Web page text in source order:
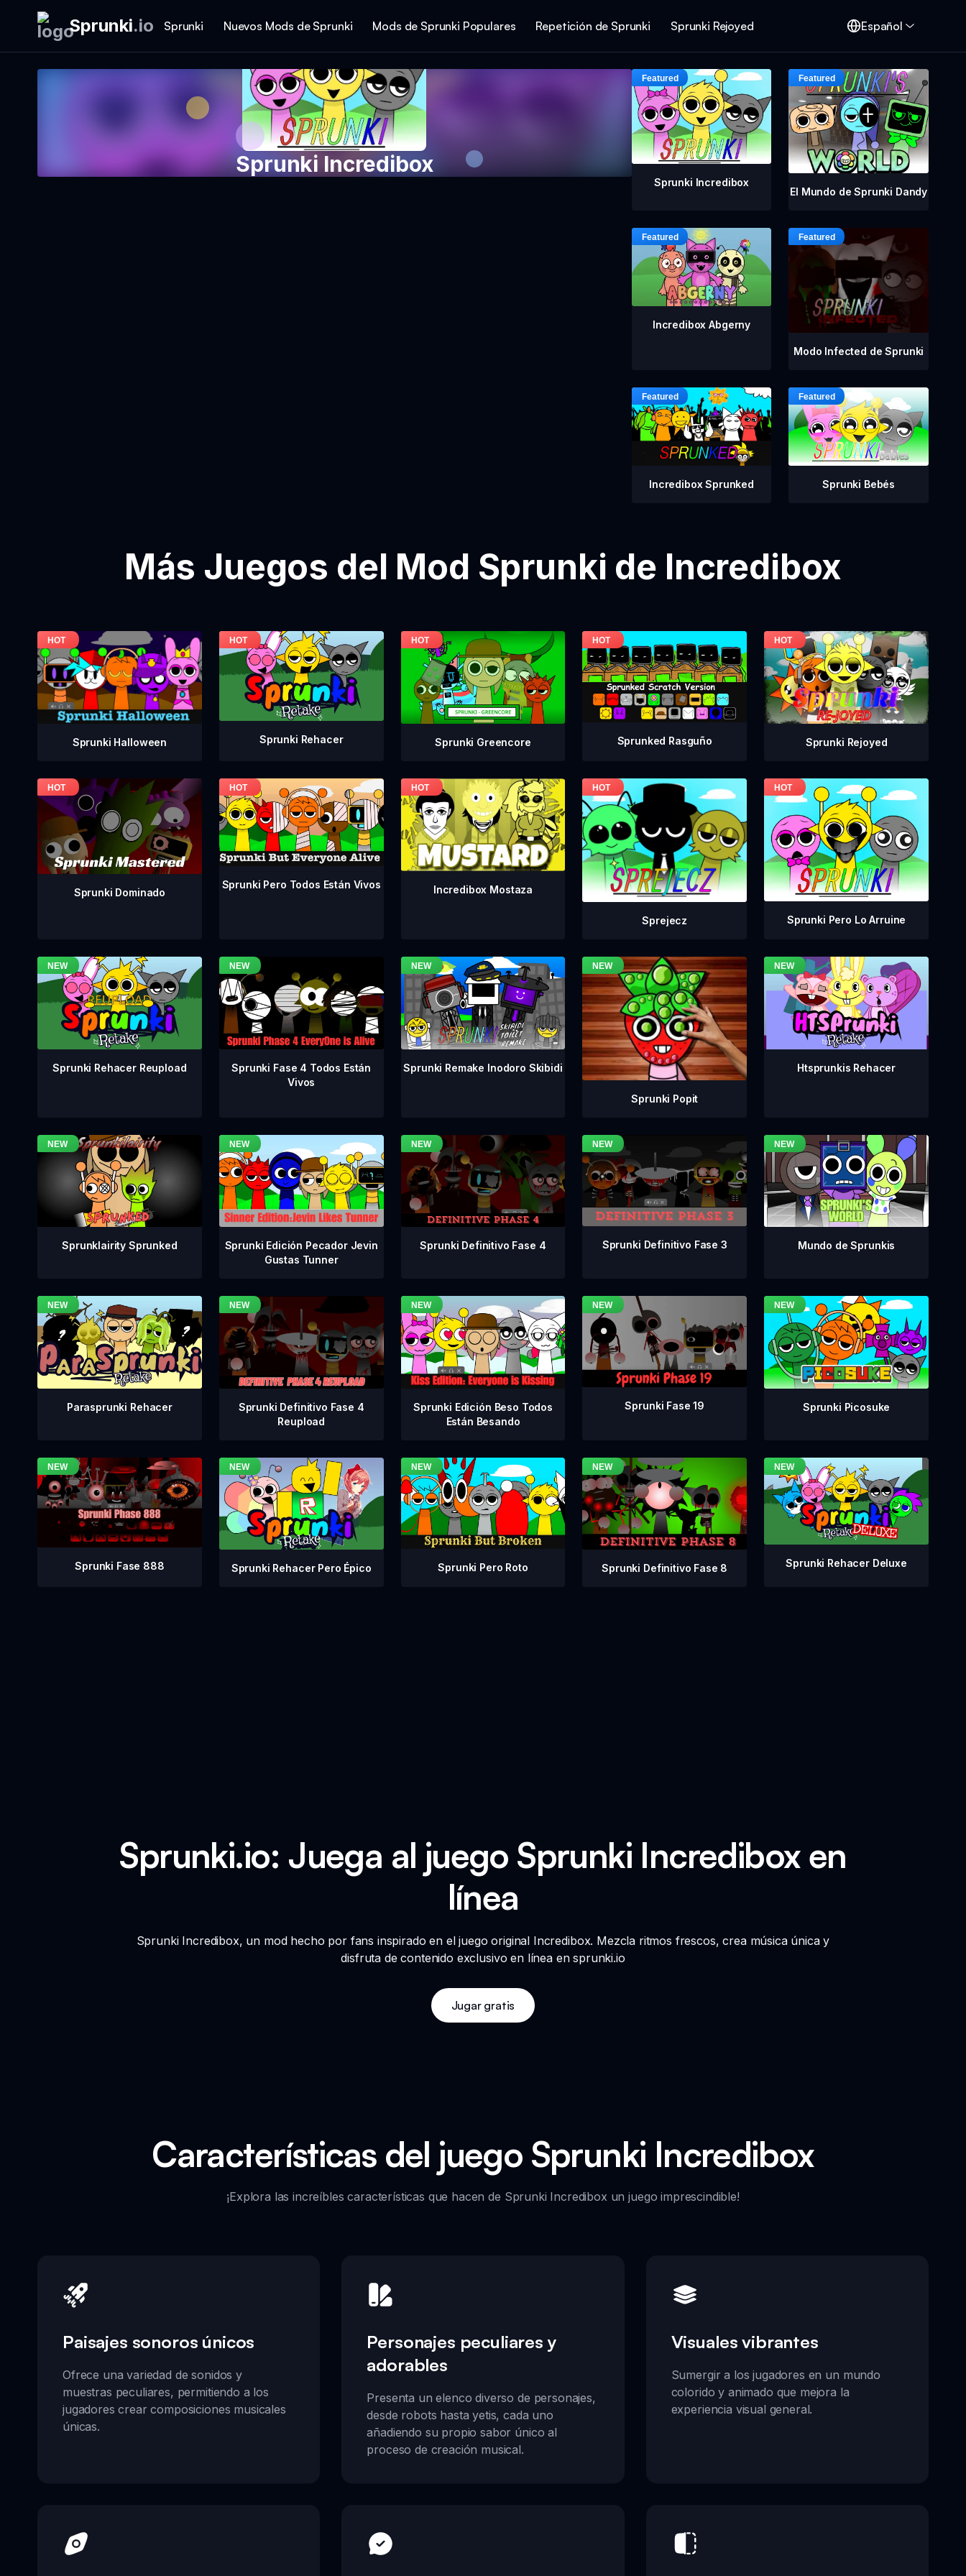
Sprunki.io Sprunki Nuevos Mods de Sprunki Mods de Sprunki Populares Repetición de Sprunki Sprunki Rejoyed Español
Sprunki Incredibox
Sprunki Incredibox
El Mundo de Sprunki Dandy
Incredibox Abgerny
Modo Infected de Sprunki
Incredibox Sprunked Sprunki Bebés
Más Juegos del Mod Sprunki de Incredibox
Sprunki Halloween Sprunki Rehacer Sprunki Greencore Sprunked Rasguño Sprunki Rejoyed
Sprunki Dominado
Sprunki Pero Todos Están Vivos Incredibox Mostaza
Sprejecz Sprunki Pero Lo Arruine
Sprunki Rehacer Reupload
Sprunki Fase 4 Todos Están
Vivos
Sprunki Remake Inodoro Skibidi
Sprunki Popit
Htsprunkis Rehacer
Sprunklairity Sprunked
Sprunki Edición Pecador Jevin
Gustas Tunner
Sprunki Definitivo Fase 4 Sprunki Definitivo Fase 3 Mundo de Sprunkis
Parasprunki Rehacer
Sprunki Definitivo Fase 4
Reupload
Sprunki Edición Beso Todos
Están Besando
Sprunki Fase 19 Sprunki Picosuke
Sprunki Fase 888 Sprunki Rehacer Pero Épico Sprunki Pero Roto Sprunki Definitivo Fase 8 Sprunki Rehacer Deluxe
Sprunki.io: Juega al juego Sprunki Incredibox en
línea
Sprunki Incredibox, un mod hecho por fans inspirado en el juego original Incredibox. Mezcla ritmos frescos, crea música única y
disfruta de contenido exclusivo en línea en sprunki.io
Jugar gratis
Características del juego Sprunki Incredibox
¡Explora las increíbles características que hacen de Sprunki Incredibox un juego imprescindible!
Paisajes sonoros únicos
Ofrece una variedad de sonidos y
muestras peculiares, permitiendo a los
jugadores crear composiciones musicales
únicas.
Personajes peculiares y
adorables
Presenta un elenco diverso de personajes,
desde robots hasta yetis, cada uno
añadiendo su propio sabor único al
proceso de creación musical.
Visuales vibrantes
Sumergir a los jugadores en un mundo
colorido y animado que mejora la
experiencia visual general.